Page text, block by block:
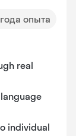
опыта
real
individual